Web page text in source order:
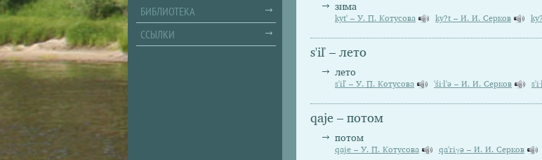
зима
kyt' – У. П. Котусова ky?t – И. И. Серков
s'iľ – лето
лето
s'iľ – У. П. Котусова 'śi·l'ə – И. И. Серков
qaje – потом
потом
qaje – У. П. Котусова qa'riγə – И. И. Серков
БИБЛИОТЕКА
ССЫЛКИ